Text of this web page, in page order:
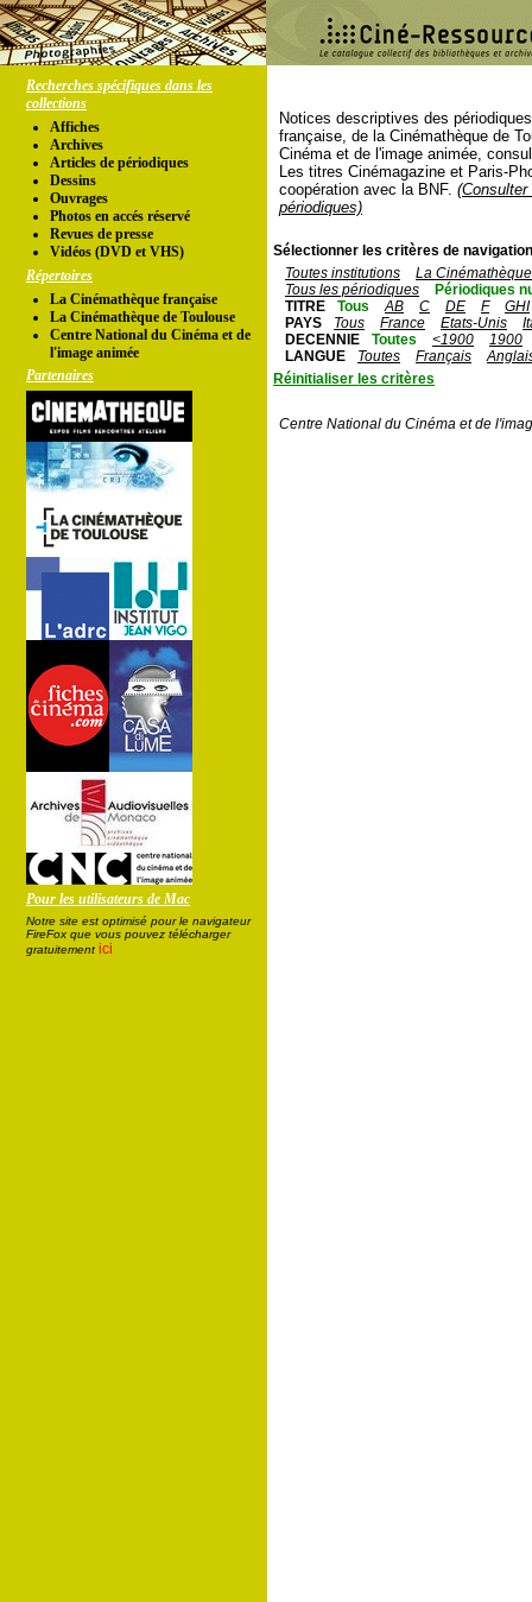
Recherches spécifiques dans les
collections
Affiches
Archives
Articles de périodiques
Dessins
Ouvrages
Photos en accés réservé
Revues de presse
Vidéos (DVD et VHS)
Répertoires
La Cinémathèque française
La Cinémathèque de Toulouse
Centre National du Cinéma et de
l'image animée
Partenaires
Pour les utilisateurs de Mac
Notre site est optimisé pour le navigateur
FireFox que vous pouvez télécharger
gratuitement ici
Notices descriptives des
française, de la Cinémathèque de
Cinéma et de l'image animée,
Les titres Cinémagazine et Paris-
coopération avec la BNF.
périodiques)
Sélectionner les critères de
Toutes institutions
La
Tous les périodiques
Périodiques
TITRE
Tous AB C DE F
GHI
PAYS
Tous France Etats-Unis
DECENNIE
Toutes <1900
1900
LANGUE
Toutes Français
Réinitialiser les critères
Centre National du Cinéma et de